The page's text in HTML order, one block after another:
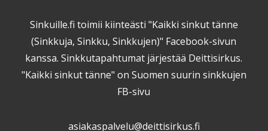
Sinkuille.fi toimii kiinteästi "Kaikki sinkut tänne
(Sinkkuja, Sinkku, Sinkkujen)" Facebook-sivun
kanssa. Sinkkutapahtumat järjestää Deittisirkus.
"Kaikki sinkut tänne" on Suomen suurin sinkkujen
FB-sivu
asiakaspalvelu@deittisirkus.fi